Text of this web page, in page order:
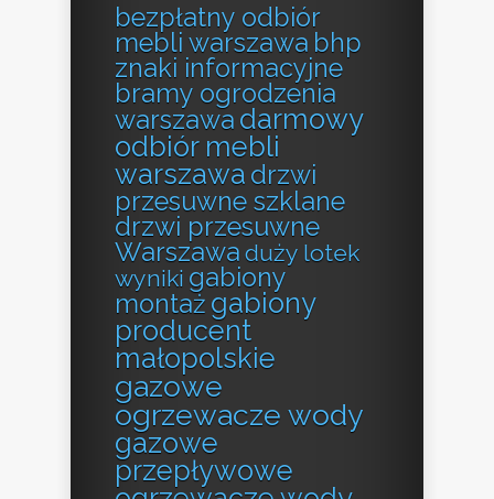
bezpłatny odbiór
mebli warszawa bhp
znaki informacyjne
bramy ogrodzenia
warszawa darmowy
odbiór mebli
warszawa drzwi
przesuwne szklane
drzwi przesuwne
Warszawa duży lotek
wyniki gabiony
montaż gabiony
producent
małopolskie
gazowe
ogrzewacze wody
gazowe
przepływowe